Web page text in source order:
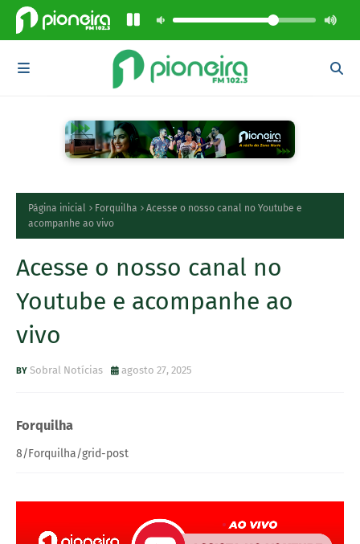
Página inicial Forquilha
Acesse o nosso canal no Youtube e
acompanhe ao vivo
Acesse o nosso canal no
Youtube e acompanhe ao
vivo
Sobral Notícias agosto 27, 2025
Forquilha
8/Forquilha/grid-post